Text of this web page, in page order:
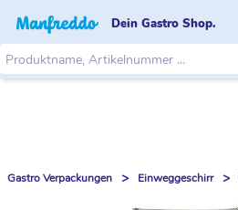
Dein Gastro Shop.
Gastro Verpackungen > Einweggeschirr >